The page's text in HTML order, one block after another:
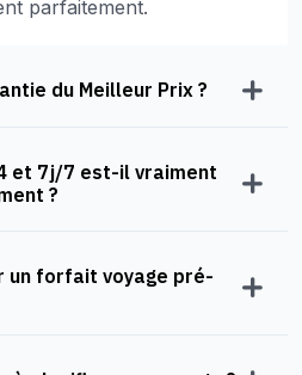
parfaitement.
du Meilleur Prix ?
et 7j/7 est-il vraiment
?
un forfait voyage pré-